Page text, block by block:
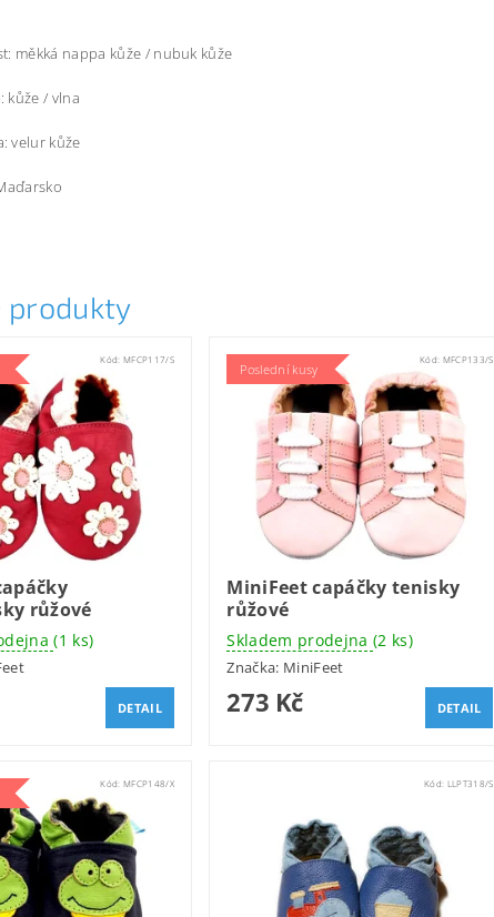
měkká nappa kůže / nubuk kůže
kůže / vlna
velur kůže
produkty
Kód:MFCP117/S
růžové
(1 ks)
DETAIL
Poslední kusy
Kód: MFCP133/S
MiniFeet capáčky tenisky
růžové
Skladem prodejna (2 ks)
Značka: MiniFeet
273 Kč DETAIL
Kód:MFCP148/X Kód: LLPT318/S